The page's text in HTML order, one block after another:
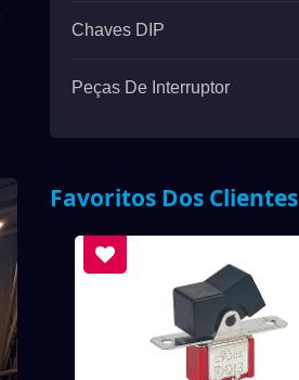
Chaves DIP
Peças De Interruptor
Favoritos Dos Clientes